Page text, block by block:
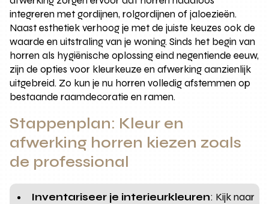
integreren met gordijnen, rolgordijnen of jaloezieën.
Naast esthetiek verhoog je met de juiste keuzes ook de
waarde en uitstraling van je woning. Sinds het begin van
horren als hygiënische oplossing eind negentiende eeuw,
zijn de opties voor kleurkeuze en afwerking aanzienlijk
uitgebreid. Zo kun je nu horren volledig afstemmen op
bestaande raamdecoratie en ramen.
Stappenplan: Kleur en
afwerking horren kiezen zoals
de professional
Inventariseer je interieurkleuren: Kijk naar